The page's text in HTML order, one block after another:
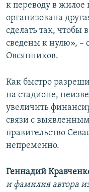
к переводу в
организована
сделать так, чтобы
сведены к нулю», –
Овсянников.
Как быстро
на стадионе,
увеличить
связи с
правительство
непременно.
Геннадий
и фамилия автора